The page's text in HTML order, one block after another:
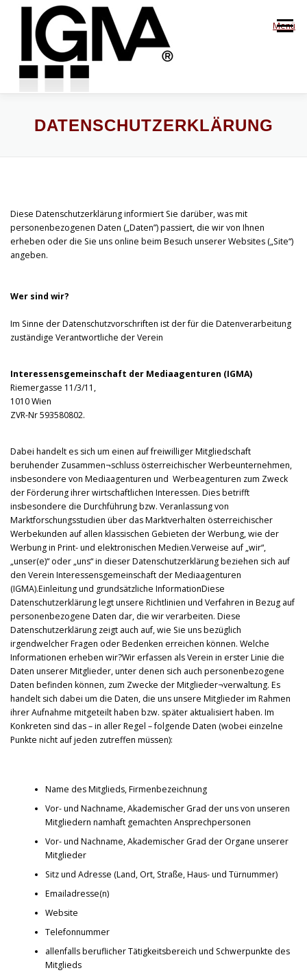
Menü
HOME STATUTEN MITGLIEDER
PARTNERSCHAFT
DATENSCHUTZERKLÄRUNG
Diese Datenschutzerklärung informiert Sie darüber, was mit
personenbezogenen Daten („Daten”) passiert, die wir von Ihnen
erheben oder die Sie uns online beim Besuch unserer Websites („Site“)
angeben.
Wer sind wir?
Im Sinne der Datenschutzvorschriften ist der für die Datenverarbeitung
zuständige Verantwortliche der Verein
Interessensgemeinschaft der Mediaagenturen (IGMA)
Riemergasse 11/3/11,
1010 Wien
ZVR-Nr 593580802.
Dabei handelt es sich um einen auf freiwilliger Mitgliedschaft
beruhender Zusammen¬schluss österreichischer Werbeunternehmen,
insbesondere von Mediaagenturen und Werbeagenturen zum Zweck
der Förderung ihrer wirtschaftlichen Interessen. Dies betrifft
insbesondere die Durchführung bzw. Veranlassung von
Marktforschungsstudien über das Marktverhalten österreichischer
Werbekunden auf allen klassischen Gebieten der Werbung, wie der
Werbung in Print- und elektronischen Medien.Verweise auf „wir“,
„unser(e)“ oder „uns“ in dieser Datenschutzerklärung beziehen sich auf
den Verein Interessensgemeinschaft der Mediaagenturen
(IGMA).Einleitung und grundsätzliche InformationDiese
Datenschutzerklärung legt unsere Richtlinien und Verfahren in Bezug auf
personenbezogene Daten dar, die wir verarbeiten. Diese
Datenschutzerklärung zeigt auch auf, wie Sie uns bezüglich
irgendwelcher Fragen oder Bedenken erreichen können. Welche
Informationen erheben wir?Wir erfassen als Verein in erster Linie die
Daten unserer Mitglieder, unter denen sich auch personenbezogene
Daten befinden können, zum Zwecke der Mitglieder¬verwaltung. Es
handelt sich dabei um die Daten, die uns unsere Mitglieder im Rahmen
ihrer Aufnahme mitgeteilt haben bzw. später aktualisiert haben. Im
Konkreten sind das – in aller Regel – folgende Daten (wobei einzelne
Punkte nicht auf jeden zutreffen müssen):
Name des Mitglieds, Firmenbezeichnung
Vor- und Nachname, Akademischer Grad der uns von unseren
Mitgliedern namhaft gemachten Ansprechpersonen
Vor- und Nachname, Akademischer Grad der Organe unserer
Mitglieder
Sitz und Adresse (Land, Ort, Straße, Haus- und Türnummer)
Emailadresse(n)
Website
Telefonnummer
allenfalls beruflicher Tätigkeitsbereich und Schwerpunkte des
Mitglieds